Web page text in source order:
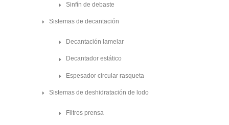
Sinfín de debaste
Sistemas de decantación
Decantación lamelar
Decantador estático
Espesador circular rasqueta
Sistemas de deshidratación de lodo
Filtros prensa